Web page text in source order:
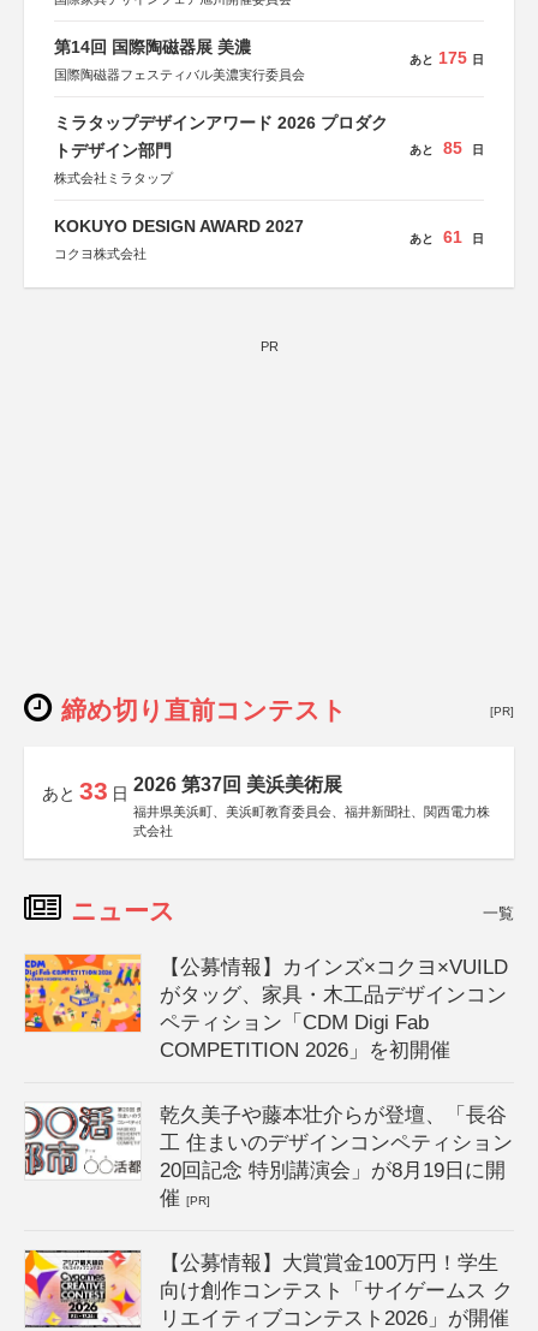
第14回 国際陶磁器展 美濃
国際陶磁器フェスティバル美濃実行委員会
あと 175 日
ミラタップデザインアワード 2026 プロダク
トデザイン部門
株式会社ミラタップ
あと 85 日
KOKUYO DESIGN AWARD 2027
コクヨ株式会社
あと 61 日
PR
締め切り直前コンテスト [PR]
あと 33 日 2026 第37回 美浜美術展
福井県美浜町、美浜町教育委員会、福井新聞社、関西電力株
式会社
ニュース 一覧
【公募情報】カインズ×コクヨ×VUILD
がタッグ、家具・木工品デザインコン
ペティション「CDM Digi Fab
COMPETITION 2026」を初開催
乾久美子や藤本壮介らが登壇、「長谷
工 住まいのデザインコンペティション
20回記念 特別講演会」が8月19日に開
催[PR]
【公募情報】大賞賞金100万円！学生
向け創作コンテスト「サイゲームス ク
リエイティブコンテスト2026」が開催